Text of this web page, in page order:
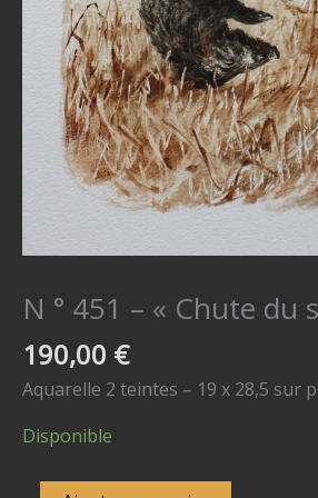
N ° 451 – « Chute du
190,00 €
Aquarelle 2 teintes – 19 x 28,5 sur
Disponible